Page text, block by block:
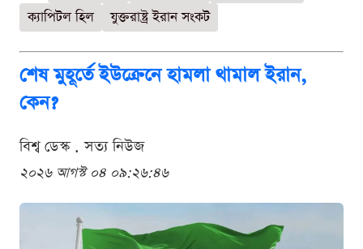
ক্যাপিটল হিল
যুক্তরাষ্ট্র ইরান সংকট
শেষ মুহূর্তে ইউক্রেনে হামলা থামাল ইরান,
কেন?
বিশ্ব ডেস্ক . সত্য নিউজ
২০২৬ আগস্ট ০৪ ০৯:২৬:৪৬